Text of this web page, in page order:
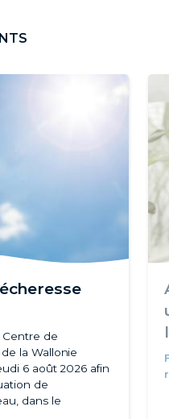
Centre de
la Wallonie
6 août 2026 afin
de
dans le